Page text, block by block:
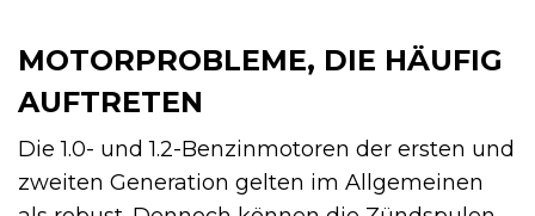
MOTORPROBLEME, DIE HÄUFIG
AUFTRETEN
Die 1.0- und 1.2-Benzinmotoren der ersten und
zweiten Generation gelten im Allgemeinen